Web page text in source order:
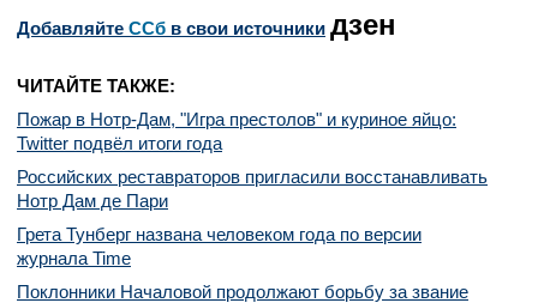
Добавляйте CСб в свои источники дзен
ЧИТАЙТЕ ТАКЖЕ:
Пожар в Нотр-Дам, "Игра престолов" и куриное яйцо:
Twitter подвёл итоги года
Российских реставраторов пригласили восстанавливать
Нотр Дам де Пари
Грета Тунберг названа человеком года по версии
журнала Time
Поклонники Началовой продолжают борьбу за звание